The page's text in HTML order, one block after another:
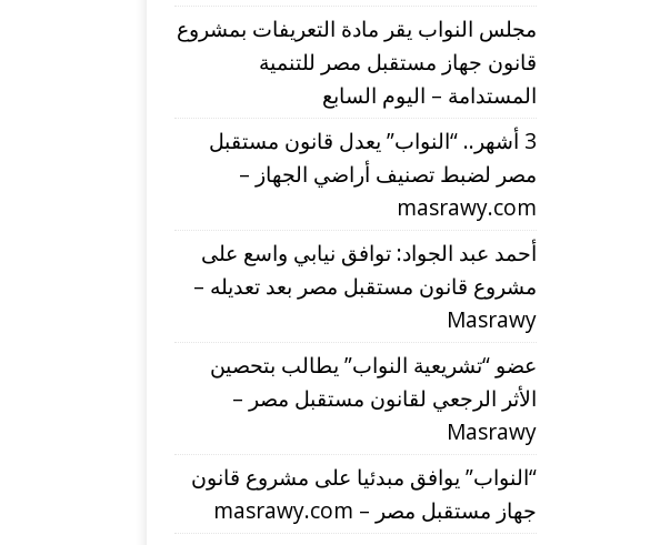
مجلس النواب يقر مادة التعريفات بمشروع
قانون جهاز مستقبل مصر للتنمية
المستدامة – اليوم السابع
3 أشهر.. “النواب” يعدل قانون مستقبل
مصر لضبط تصنيف أراضي الجهاز –
masrawy.com
أحمد عبد الجواد: توافق نيابي واسع على
مشروع قانون مستقبل مصر بعد تعديله –
Masrawy
عضو “تشريعية النواب” يطالب بتحصين
الأثر الرجعي لقانون مستقبل مصر –
Masrawy
“النواب” يوافق مبدئيا على مشروع قانون
جهاز مستقبل مصر – masrawy.com